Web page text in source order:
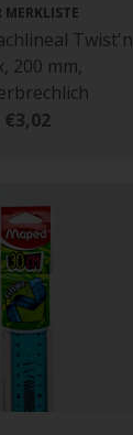
MERKLISTE
Twist'n
200 mm,
€3,02